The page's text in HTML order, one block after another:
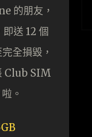
的朋友，
送 12 個
全損毀，
Club SIM
。